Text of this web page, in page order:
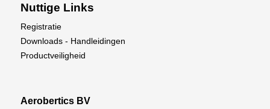
Nuttige Links
Registratie
Downloads - Handleidingen
Productveiligheid
Aerobertics BV